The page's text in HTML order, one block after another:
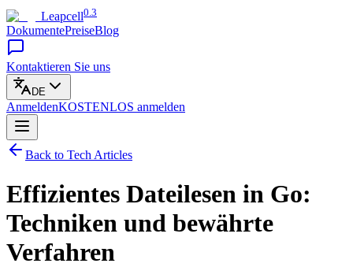
Leapcell0.3
DokumentePreiseBlog
Kontaktieren Sie uns
DE
AnmeldenKOSTENLOS anmelden
Back to Tech Articles
Effizientes Dateilesen in Go:
Techniken und bewährte
Verfahren